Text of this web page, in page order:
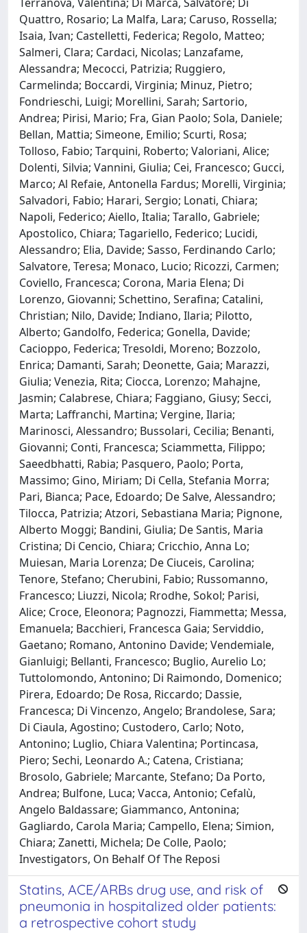
Quattro, Rosario; La Malfa, Lara; Caruso, Rossella;
Isaia, Ivan; Castelletti, Federica; Regolo, Matteo;
Salmeri, Clara; Cardaci, Nicolas; Lanzafame,
Alessandra; Mecocci, Patrizia; Ruggiero,
Carmelinda; Boccardi, Virginia; Minuz, Pietro;
Fondrieschi, Luigi; Morellini, Sarah; Sartorio,
Andrea; Pirisi, Mario; Fra, Gian Paolo; Sola, Daniele;
Bellan, Mattia; Simeone, Emilio; Scurti, Rosa;
Tolloso, Fabio; Tarquini, Roberto; Valoriani, Alice;
Dolenti, Silvia; Vannini, Giulia; Cei, Francesco; Gucci,
Marco; Al Refaie, Antonella Fardus; Morelli, Virginia;
Salvadori, Fabio; Harari, Sergio; Lonati, Chiara;
Napoli, Federico; Aiello, Italia; Tarallo, Gabriele;
Apostolico, Chiara; Tagariello, Federico; Lucidi,
Alessandro; Elia, Davide; Sasso, Ferdinando Carlo;
Salvatore, Teresa; Monaco, Lucio; Ricozzi, Carmen;
Coviello, Francesca; Corona, Maria Elena; Di
Lorenzo, Giovanni; Schettino, Serafina; Catalini,
Christian; Nilo, Davide; Indiano, Ilaria; Pilotto,
Alberto; Gandolfo, Federica; Gonella, Davide;
Cacioppo, Federica; Tresoldi, Moreno; Bozzolo,
Enrica; Damanti, Sarah; Deonette, Gaia; Marazzi,
Giulia; Venezia, Rita; Ciocca, Lorenzo; Mahajne,
Jasmin; Calabrese, Chiara; Faggiano, Giusy; Secci,
Marta; Laffranchi, Martina; Vergine, Ilaria;
Marinosci, Alessandro; Bussolari, Cecilia; Benanti,
Giovanni; Conti, Francesca; Sciammetta, Filippo;
Saeedbhatti, Rabia; Pasquero, Paolo; Porta,
Massimo; Gino, Miriam; Di Cella, Stefania Morra;
Pari, Bianca; Pace, Edoardo; De Salve, Alessandro;
Tilocca, Patrizia; Atzori, Sebastiana Maria; Pignone,
Alberto Moggi; Bandini, Giulia; De Santis, Maria
Cristina; Di Cencio, Chiara; Cricchio, Anna Lo;
Muiesan, Maria Lorenza; De Ciuceis, Carolina;
Tenore, Stefano; Cherubini, Fabio; Russomanno,
Francesco; Liuzzi, Nicola; Rrodhe, Sokol; Parisi,
Alice; Croce, Eleonora; Pagnozzi, Fiammetta; Messa,
Emanuela; Bacchieri, Francesca Gaia; Serviddio,
Gaetano; Romano, Antonino Davide; Vendemiale,
Gianluigi; Bellanti, Francesco; Buglio, Aurelio Lo;
Tuttolomondo, Antonino; Di Raimondo, Domenico;
Pirera, Edoardo; De Rosa, Riccardo; Dassie,
Francesca; Di Vincenzo, Angelo; Brandolese, Sara;
Di Ciaula, Agostino; Custodero, Carlo; Noto,
Antonino; Luglio, Chiara Valentina; Portincasa,
Piero; Sechi, Leonardo A.; Catena, Cristiana;
Brosolo, Gabriele; Marcante, Stefano; Da Porto,
Andrea; Bulfone, Luca; Vacca, Antonio; Cefalù,
Angelo Baldassare; Giammanco, Antonina;
Gagliardo, Carola Maria; Campello, Elena; Simion,
Chiara; Zanetti, Michela; De Colle, Paolo;
Investigators, On Behalf Of The Reposi
Statins, ACE/ARBs drug use, and risk of
pneumonia in hospitalized older patients:
a retrospective cohort study